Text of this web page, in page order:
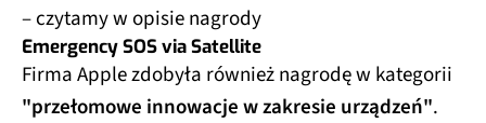
– czytamy w opisie nagrody
Emergency SOS via Satellite
Firma Apple zdobyła również nagrodę w kategorii
"przełomowe innowacje w zakresie urządzeń".